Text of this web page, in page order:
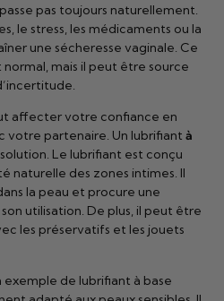
pas toujours naturellement.
le stress, les médicaments ou la
une sécheresse vaginale. Ce
mais il peut être source
affecter votre confiance en
votre partenaire. Un lubrifiant à
Le lubrifiant est conçu
naturelle des zones intimes. Il
la peau et procure une
utilisation. De plus, il peut être
les préservatifs et les jouets
de lubrifiant à base